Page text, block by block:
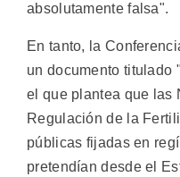
absolutamente falsa".
En tanto, la
un documento titulado
el que plantea que las
Regulación de la
públicas fijadas en
pretendían desde el